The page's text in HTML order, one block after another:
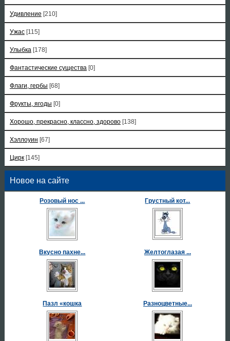
Удивление [210]
Ужас [115]
Улыбка [178]
Фантастические существа [0]
Флаги, гербы [68]
Фрукты, ягоды [0]
Хорошо, прекрасно, классно, здорово [138]
Хэллоуин [67]
Цирк [145]
Новое на сайте
Розовый нос ... Грустный кот...
Вкусно пахне... Желтоглазая ...
Пазл «кошка Разноцветные...